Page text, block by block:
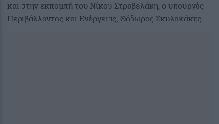
και στην εκπομπή του Νίκου Στραβελάκη, ο υπουργός
Περιβάλλοντος και Ενέργειας, Θόδωρος Σκυλακάκης.